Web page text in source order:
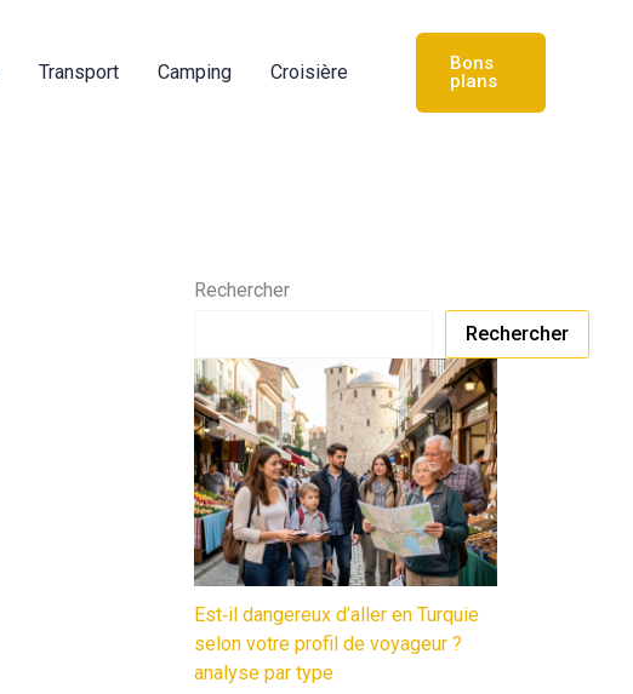
Transport Camping Croisière
Bons
plans
Rechercher
Rechercher
Est‑il dangereux d’aller en Turquie
selon votre profil de voyageur ?
analyse par type